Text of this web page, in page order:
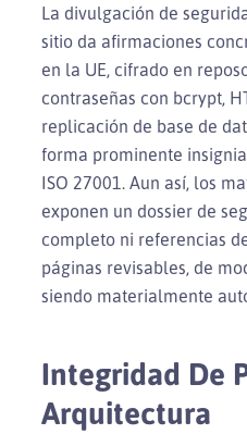
La divulgación de
sitio da afirmaciones
en la UE, cifrado en
contraseñas con bcrypt,
replicación de base de
forma prominente
ISO 27001. Aun así, los
exponen un dossier de
completo ni referencias
páginas revisables, de
siendo materialmente
Integridad De
Arquitectura